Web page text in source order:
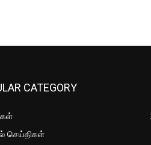
CATEGORY
செய்திகள்